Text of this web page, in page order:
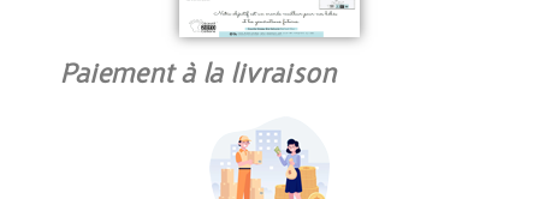
Paiement à la livraison